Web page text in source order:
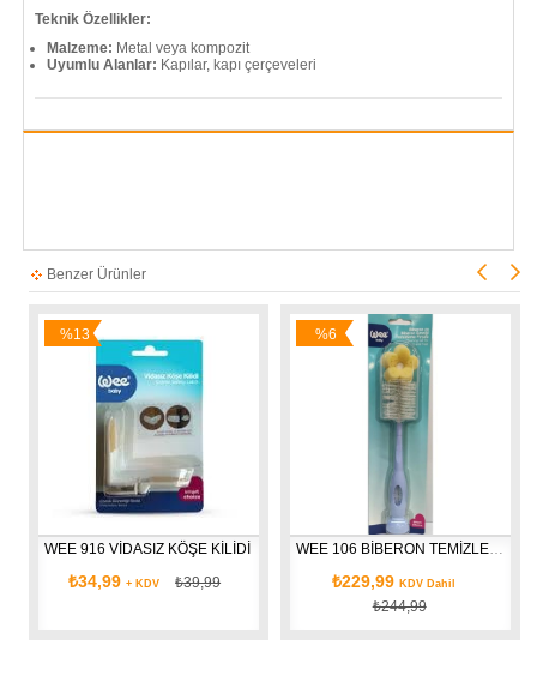
Teknik Özellikler:
Malzeme: Metal veya kompozit
Uyumlu Alanlar: Kapılar, kapı çerçeveleri
Benzer Ürünler
WEE 916 VİDASIZ KÖŞE KİLİDİ
₺34,99+ KDV ₺39,99
%13
İndirim
₺229,99 KDV Dahil
₺244,99
%6